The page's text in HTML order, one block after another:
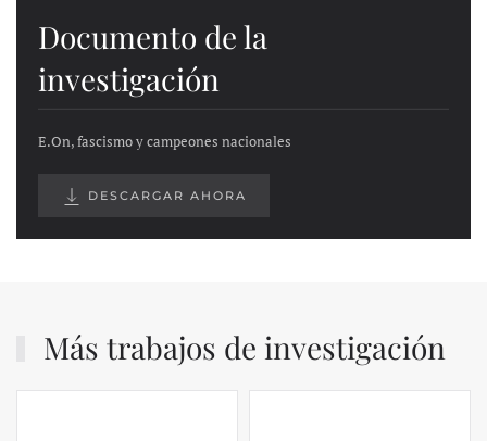
Documento de la
investigación
E.On, fascismo y campeones nacionales
DESCARGAR AHORA
Más trabajos de investigación